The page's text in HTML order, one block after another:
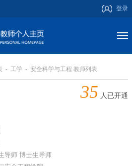
登录
- 工学 - 安全科学与工程 教师列表
35 人已开通
导师 博士生导师